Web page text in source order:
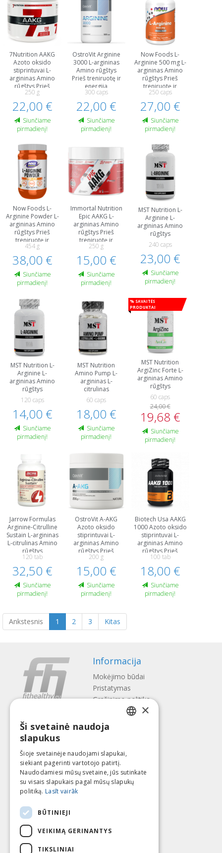
7Nutrition AAKG
Azoto oksido
stiprintuvai L-
argininas Amino
rūgštys Prieš
treniruotę ir
energija
250 g
22,00 €
Siunčiame
pirmadienį!
OstroVit Arginine
3000 L-argininas
Amino rūgštys
Prieš treniruotę ir
energija
300 caps
22,00 €
Siunčiame
pirmadienį!
Now Foods L-
Arginine 500 mg L-
argininas Amino
rūgštys Prieš
treniruotę ir
energija
250 caps
27,00 €
Siunčiame
pirmadienį!
Now Foods L-
Arginine Powder L-
argininas Amino
rūgštys Prieš
treniruotę ir
energija
454 g
38,00 €
Siunčiame
pirmadienį!
Immortal Nutrition
Epic AAKG L-
argininas Amino
rūgštys Prieš
treniruotę ir
energija
250 g
15,00 €
Siunčiame
pirmadienį!
MST Nutrition L-
Arginine L-
argininas Amino
rūgštys
240 caps
23,00 €
Siunčiame
pirmadienį!
MST Nutrition L-
Arginine L-
argininas Amino
rūgštys
120 caps
14,00 €
Siunčiame
pirmadienį!
MST Nutrition
Amino Pump L-
argininas L-
citrulinas
60 caps
18,00 €
Siunčiame
pirmadienį!
% Savaitės
produktai
MST Nutrition
ArgiZinc Forte L-
argininas Amino
rūgštys
60 caps
24,00 €
19,68 €
Siunčiame
pirmadienį!
Jarrow Formulas
Arginine-Citrulline
Sustain L-argininas
L-citrulinas Amino
rūgštys
120 tab
32,50 €
Siunčiame
pirmadienį!
OstroVit A-AKG
Azoto oksido
stiprintuvai L-
argininas Amino
rūgštys Prieš
treniruotę ir
energija
200 g
15,00 €
Siunčiame
pirmadienį!
Biotech Usa AAKG
1000 Azoto oksido
stiprintuvai L-
argininas Amino
rūgštys Prieš
treniruotę ir
energija
100 tab
18,00 €
Siunčiame
pirmadienį!
Ankstesnis 1 2 3 Kitas
Informacija
Mokėjimo būdai
Pristatymas
Gražinimo politika
Apie mus
Kontaktai
Privatumo politika
Sekite mus Surask mus
Mokėti su
LITHUANIAN
ESTONIAN
×
Ši svetainė naudoja
slapukus
Šioje svetainėje naudojami slapukai,
siekiant pagerinti vartotojo patirtį.
Naudodamiesi mūsų svetaine, jūs sutinkate
su visais slapukais pagal mūsų slapukų
politiką. Lasīt vairāk
BŪTINIEJI
VEIKIMĄ GERINANTYS
TIKSLINIAI